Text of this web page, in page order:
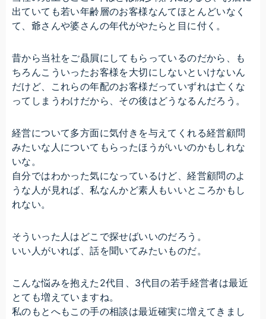
出ていても若い年齢層のお客様なんてほとんどいなく
て、爺さんや婆さんの年代がやたらと目に付く。
昔から当社をご贔屓にしてもらっているのだから、も
ちろんこういったお客様を大切にしないといけないん
だけど、これらの年配のお客様だっていずれは亡くな
ってしまうわけだから、その後はどうなるんだろう。
経営について多方面に気付きを与えてくれる経営顧問
みたいな人についてもらったほうがいいのかもしれな
いな。
自分ではわかった気になっているけど、経営顧問のよ
うな人が見れば、私なんかど素人もいいところかもし
れない。
そういった人はどこで探せばいいのだろう。
いい人がいれば、話を聞いてみたいものだ。
こんな悩みを抱えた2代目、3代目の若手経営者は最近
とても増えていますね。
私のもとへもこの手の相談は最近確実に増えてきまし